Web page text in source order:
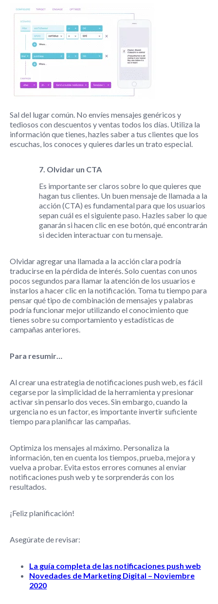
Sal del lugar común. No envíes mensajes genéricos y
tediosos con descuentos y ventas todos los días. Utiliza la
información que tienes, hazles saber a tus clientes que los
escuchas, los conoces y quieres darles un trato especial.
7. Olvidar un CTA
Es importante ser claros sobre lo que quieres que
hagan tus clientes. Un buen mensaje de llamada a la
acción (CTA) es fundamental para que los usuarios
sepan cuál es el siguiente paso. Hazles saber lo que
ganarán si hacen clic en ese botón, qué encontrarán
si deciden interactuar con tu mensaje.
Olvidar agregar una llamada a la acción clara podría
traducirse en la pérdida de interés. Solo cuentas con unos
pocos segundos para llamar la atención de los usuarios e
instarlos a hacer clic en la notificación. Toma tu tiempo para
pensar qué tipo de combinación de mensajes y palabras
podría funcionar mejor utilizando el conocimiento que
tienes sobre su comportamiento y estadísticas de
campañas anteriores.
Para resumir…
Al crear una estrategia de notificaciones push web, es fácil
cegarse por la simplicidad de la herramienta y presionar
activar sin pensarlo dos veces. Sin embargo, cuando la
urgencia no es un factor, es importante invertir suficiente
tiempo para planificar las campañas.
Optimiza los mensajes al máximo. Personaliza la
información, ten en cuenta los tiempos, prueba, mejora y
vuelva a probar. Evita estos errores comunes al enviar
notificaciones push web y te sorprenderás con los
resultados.
¡Feliz planificación!
Asegúrate de revisar:
La guía completa de las notificaciones push web
Novedades de Marketing Digital – Noviembre
2020